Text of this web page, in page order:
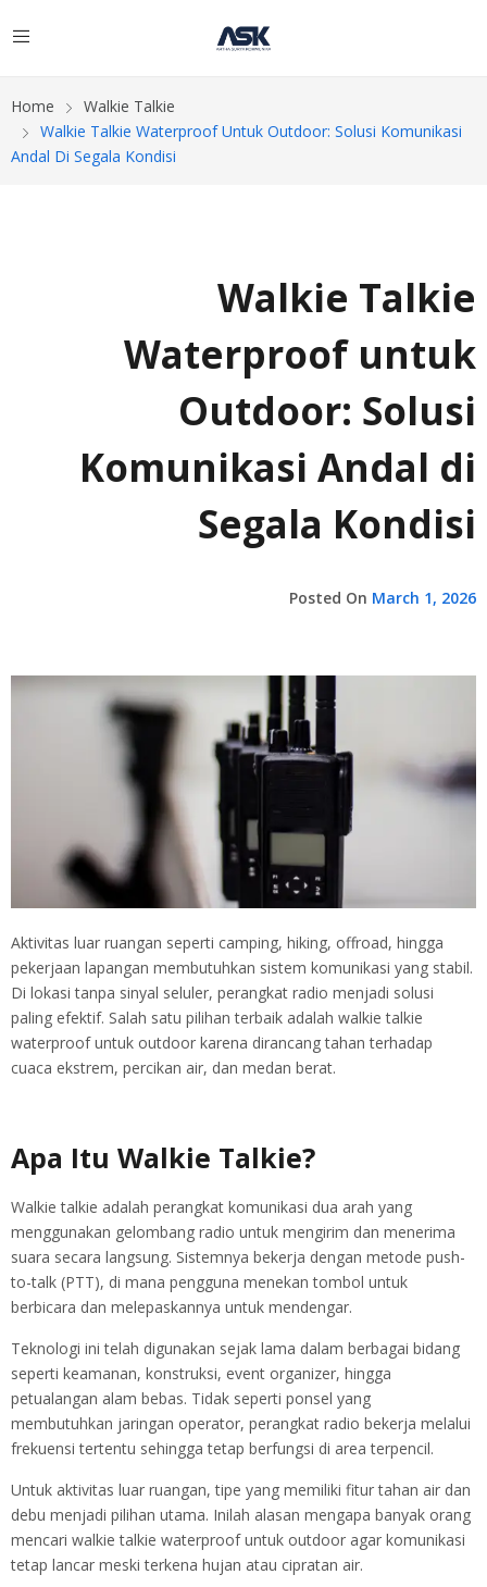
Home
Walkie Talkie
Walkie Talkie Waterproof Untuk Outdoor: Solusi Komunikasi
Andal Di Segala Kondisi
Walkie Talkie
Waterproof untuk
Outdoor: Solusi
Komunikasi Andal di
Segala Kondisi
Posted On March 1, 2026
Aktivitas luar ruangan seperti camping, hiking, offroad, hingga
pekerjaan lapangan membutuhkan sistem komunikasi yang stabil.
Di lokasi tanpa sinyal seluler, perangkat radio menjadi solusi
paling efektif. Salah satu pilihan terbaik adalah walkie talkie
waterproof untuk outdoor karena dirancang tahan terhadap
cuaca ekstrem, percikan air, dan medan berat.
Apa Itu Walkie Talkie?
Walkie talkie adalah perangkat komunikasi dua arah yang
menggunakan gelombang radio untuk mengirim dan menerima
suara secara langsung. Sistemnya bekerja dengan metode push-
to-talk (PTT), di mana pengguna menekan tombol untuk
berbicara dan melepaskannya untuk mendengar.
Teknologi ini telah digunakan sejak lama dalam berbagai bidang
seperti keamanan, konstruksi, event organizer, hingga
petualangan alam bebas. Tidak seperti ponsel yang
membutuhkan jaringan operator, perangkat radio bekerja melalui
frekuensi tertentu sehingga tetap berfungsi di area terpencil.
Untuk aktivitas luar ruangan, tipe yang memiliki fitur tahan air dan
debu menjadi pilihan utama. Inilah alasan mengapa banyak orang
mencari walkie talkie waterproof untuk outdoor agar komunikasi
tetap lancar meski terkena hujan atau cipratan air.